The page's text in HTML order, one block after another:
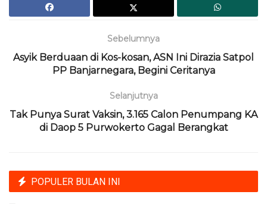
Sebelumnya
Asyik Berduaan di Kos-kosan, ASN Ini Dirazia Satpol
PP Banjarnegara, Begini Ceritanya
Selanjutnya
Tak Punya Surat Vaksin, 3.165 Calon Penumpang KA
di Daop 5 Purwokerto Gagal Berangkat
POPULER BULAN INI